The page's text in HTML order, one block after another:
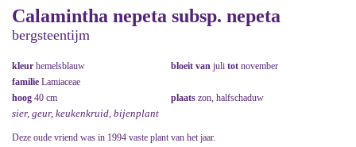
Calamintha nepeta subsp. nepeta
bergsteentijm
kleur hemelsblauw bloeit van juli tot november
familie Lamiaceae
hoog 40 cm plaats zon, halfschaduw
sier, geur, keukenkruid, bijenplant
Deze oude vriend was in 1994 vaste plant van het jaar.